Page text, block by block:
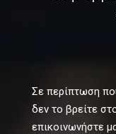
Σε περίπτωση
δεν το βρείτε
επικοινωνήστε